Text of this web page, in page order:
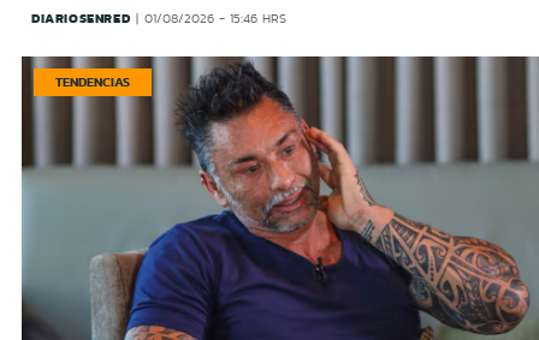
DIARIOSENRED 01/08/2026 - 15:46 HRS
TENDENCIAS